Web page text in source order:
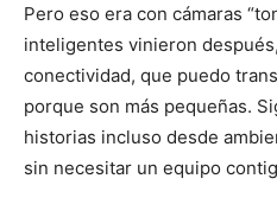
Pero eso era con cámaras
inteligentes vinieron
conectividad, que puedo
porque son más pequeñas.
historias incluso desde
sin necesitar un equipo